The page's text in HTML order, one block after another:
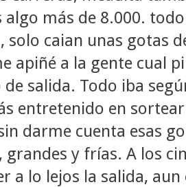
algo más de 8.000.
solo caian unas gotas
apiñé a la gente cual
de salida. Todo iba
entretenido en
darme cuenta esas
grandes y frías. A los
a lo lejos la salida,